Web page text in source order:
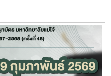
ษาใหม่ ประจำปี 2569 ใน
ฎาคม 2569 หรือภายในช่วง
ศึกษามหาวิทยาลัยแม่โจ้ ผู้
ช้พื้นที่สามารถรับแบบฟอร์มใบ
นและกิจการพิเศษ อาคารอิงค